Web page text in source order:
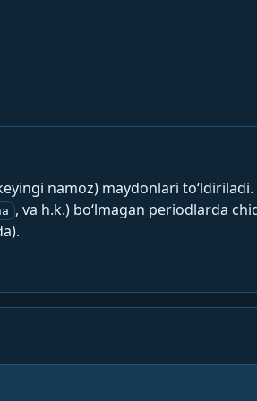
namoz) maydonlari to‘ldiriladi.
, va h.k.) bo‘lmagan periodlarda